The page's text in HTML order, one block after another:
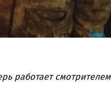
работает смотрителем